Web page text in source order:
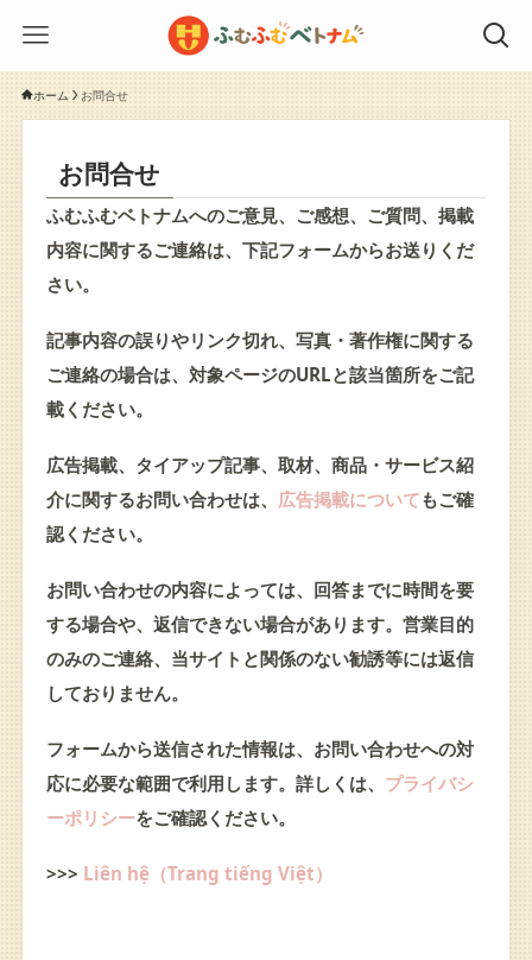
ホーム お問合せ
お問合せ
ふむふむベトナムへのご意見、ご感想、ご質問、掲載
内容に関するご連絡は、下記フォームからお送りくだ
さい。
記事内容の誤りやリンク切れ、写真・著作権に関する
ご連絡の場合は、対象ページのURLと該当箇所をご記
載ください。
広告掲載、タイアップ記事、取材、商品・サービス紹
介に関するお問い合わせは、 広告掲載についてもご確
認ください。
お問い合わせの内容によっては、回答までに時間を要
する場合や、返信できない場合があります。営業目的
のみのご連絡、当サイトと関係のない勧誘等には返信
しておりません。
フォームから送信された情報は、お問い合わせへの対
応に必要な範囲で利用します。詳しくは、 プライバシ
ーポリシーをご確認ください。
>>> Liên hệ（Trang tiếng Việt）